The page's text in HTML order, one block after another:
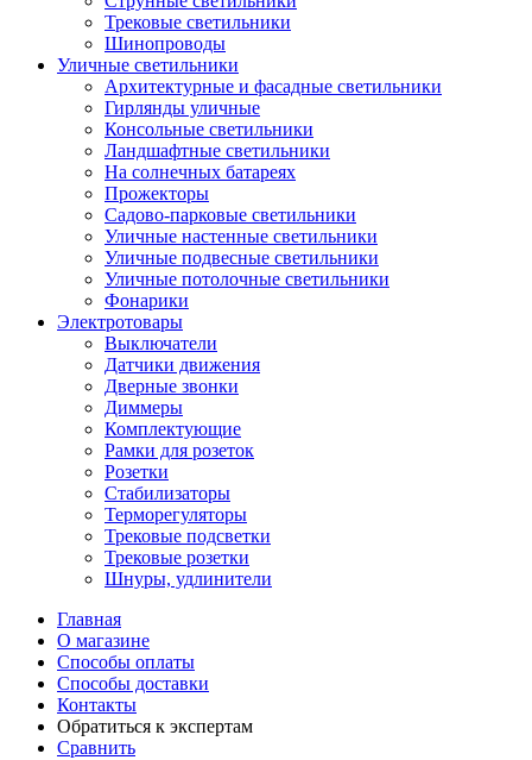
Трековые светильники
Шинопроводы
Уличные светильники
Архитектурные и фасадные светильники
Гирлянды уличные
Консольные светильники
Ландшафтные светильники
На солнечных батареях
Прожекторы
Садово-парковые светильники
Уличные настенные светильники
Уличные подвесные светильники
Уличные потолочные светильники
Фонарики
Электротовары
Выключатели
Датчики движения
Дверные звонки
Диммеры
Комплектующие
Рамки для розеток
Розетки
Стабилизаторы
Терморегуляторы
Трековые подсветки
Трековые розетки
Шнуры, удлинители
Главная
О магазине
Способы оплаты
Способы доставки
Контакты
Обратиться к экспертам
Сравнить